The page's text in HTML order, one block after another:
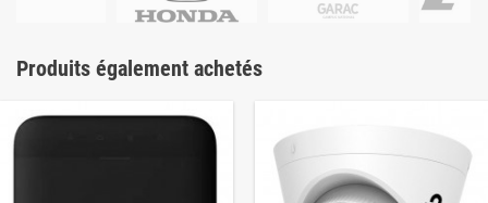
Produits également achetés